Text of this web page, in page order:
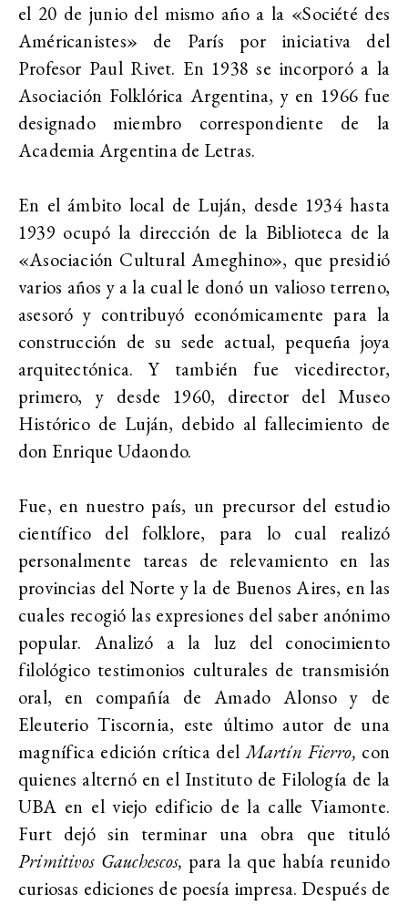
el 20 de junio del mismo año a la «Société des
Américanistes» de París por iniciativa del
Profesor Paul Rivet. En 1938 se incorporó a la
Asociación Folklórica Argentina, y en 1966 fue
designado miembro correspondiente de la
Academia Argentina de Letras.
En el ámbito local de Luján, desde 1934 hasta
1939 ocupó la dirección de la Biblioteca de la
«Asociación Cultural Ameghino», que presidió
varios años y a la cual le donó un valioso terreno,
asesoró y contribuyó económicamente para la
construcción de su sede actual, pequeña joya
arquitectónica. Y también fue vicedirector,
primero, y desde 1960, director del Museo
Histórico de Luján, debido al fallecimiento de
don Enrique Udaondo.
Fue, en nuestro país, un precursor del estudio
científico del folklore, para lo cual realizó
personalmente tareas de relevamiento en las
provincias del Norte y la de Buenos Aires, en las
cuales recogió las expresiones del saber anónimo
popular. Analizó a la luz del conocimiento
filológico testimonios culturales de transmisión
oral, en compañía de Amado Alonso y de
Eleuterio Tiscornia, este último autor de una
magnífica edición crítica delMartín Fierro, con
quienes alternó en el Instituto de Filología de la
UBA en el viejo edificio de la calle Viamonte.
Furt dejó sin terminar una obra que tituló
Primitivos Gauchescos, para la que había reunido
curiosas ediciones de poesía impresa. Después de